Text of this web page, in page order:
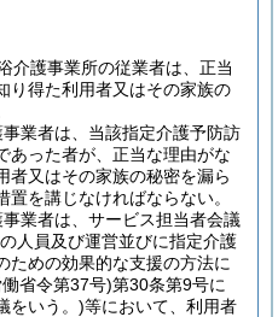
介護事業所の従業者は、正当
り得た利用者又はその家族の
業者は、当該指定介護予防訪
あった者が、正当な理由がな
者又はその家族の秘密を漏ら
を講じなければならない。
業者は、サービス担当者会議
人員及び運営並びに指定介護
ための効果的な支援の方法に
省令第37号)第30条第9号に
をいう。)等において、利用者